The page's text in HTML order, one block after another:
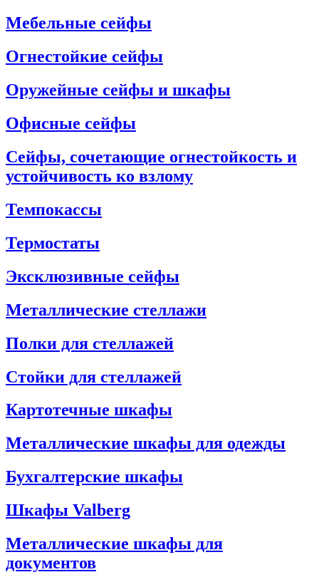
Мебельные сейфы
Огнестойкие сейфы
Оружейные сейфы и шкафы
Офисные сейфы
Сейфы, сочетающие огнестойкость и
устойчивость ко взлому
Темпокассы
Термостаты
Эксклюзивные сейфы
Металлические стеллажи
Полки для стеллажей
Стойки для стеллажей
Картотечные шкафы
Металлические шкафы для одежды
Бухгалтерские шкафы
Шкафы Valberg
Металлические шкафы для
документов